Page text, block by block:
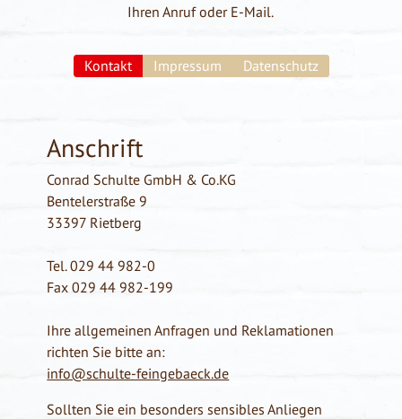
Ihren Anruf oder E-Mail.
Kontakt Impressum Datenschutz
Anschrift
Conrad Schulte GmbH & Co.KG
Bentelerstraße 9
33397 Rietberg
Tel. 029 44 982-0
Fax 029 44 982-199
Ihre allgemeinen Anfragen und Reklamationen
richten Sie bitte an:
info@schulte-feingebaeck.de
Sollten Sie ein besonders sensibles Anliegen